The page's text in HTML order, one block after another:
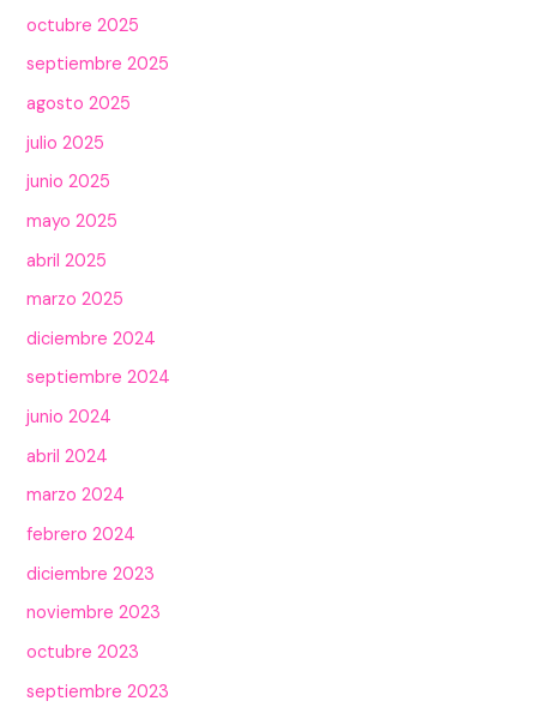
octubre 2025
septiembre 2025
agosto 2025
julio 2025
junio 2025
mayo 2025
abril 2025
marzo 2025
diciembre 2024
septiembre 2024
junio 2024
abril 2024
marzo 2024
febrero 2024
diciembre 2023
noviembre 2023
octubre 2023
septiembre 2023